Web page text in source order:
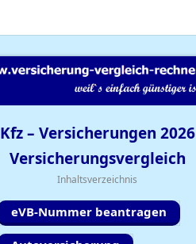
Kfz – Versicherungen 2026
Versicherungsvergleich
Inhaltsverzeichnis
eVB-Nummer beantragen